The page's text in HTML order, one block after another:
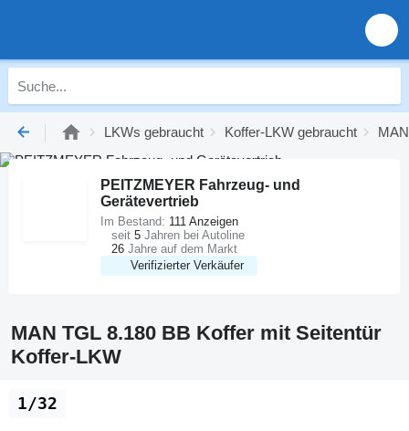
LKWs gebraucht Koffer-LKW gebraucht
PEITZMEYER Fahrzeug- und
Gerätevertrieb
Verifizierter Verkäufer
Im Bestand: 111 Anzeigen
seit 5 Jahren bei Autoline
26 Jahre auf dem Markt
MAN TGL 8.180 BB Koffer mit Seitentür
Koffer-LKW
1/32